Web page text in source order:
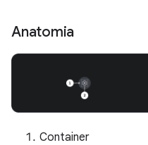
Anatomia
Container